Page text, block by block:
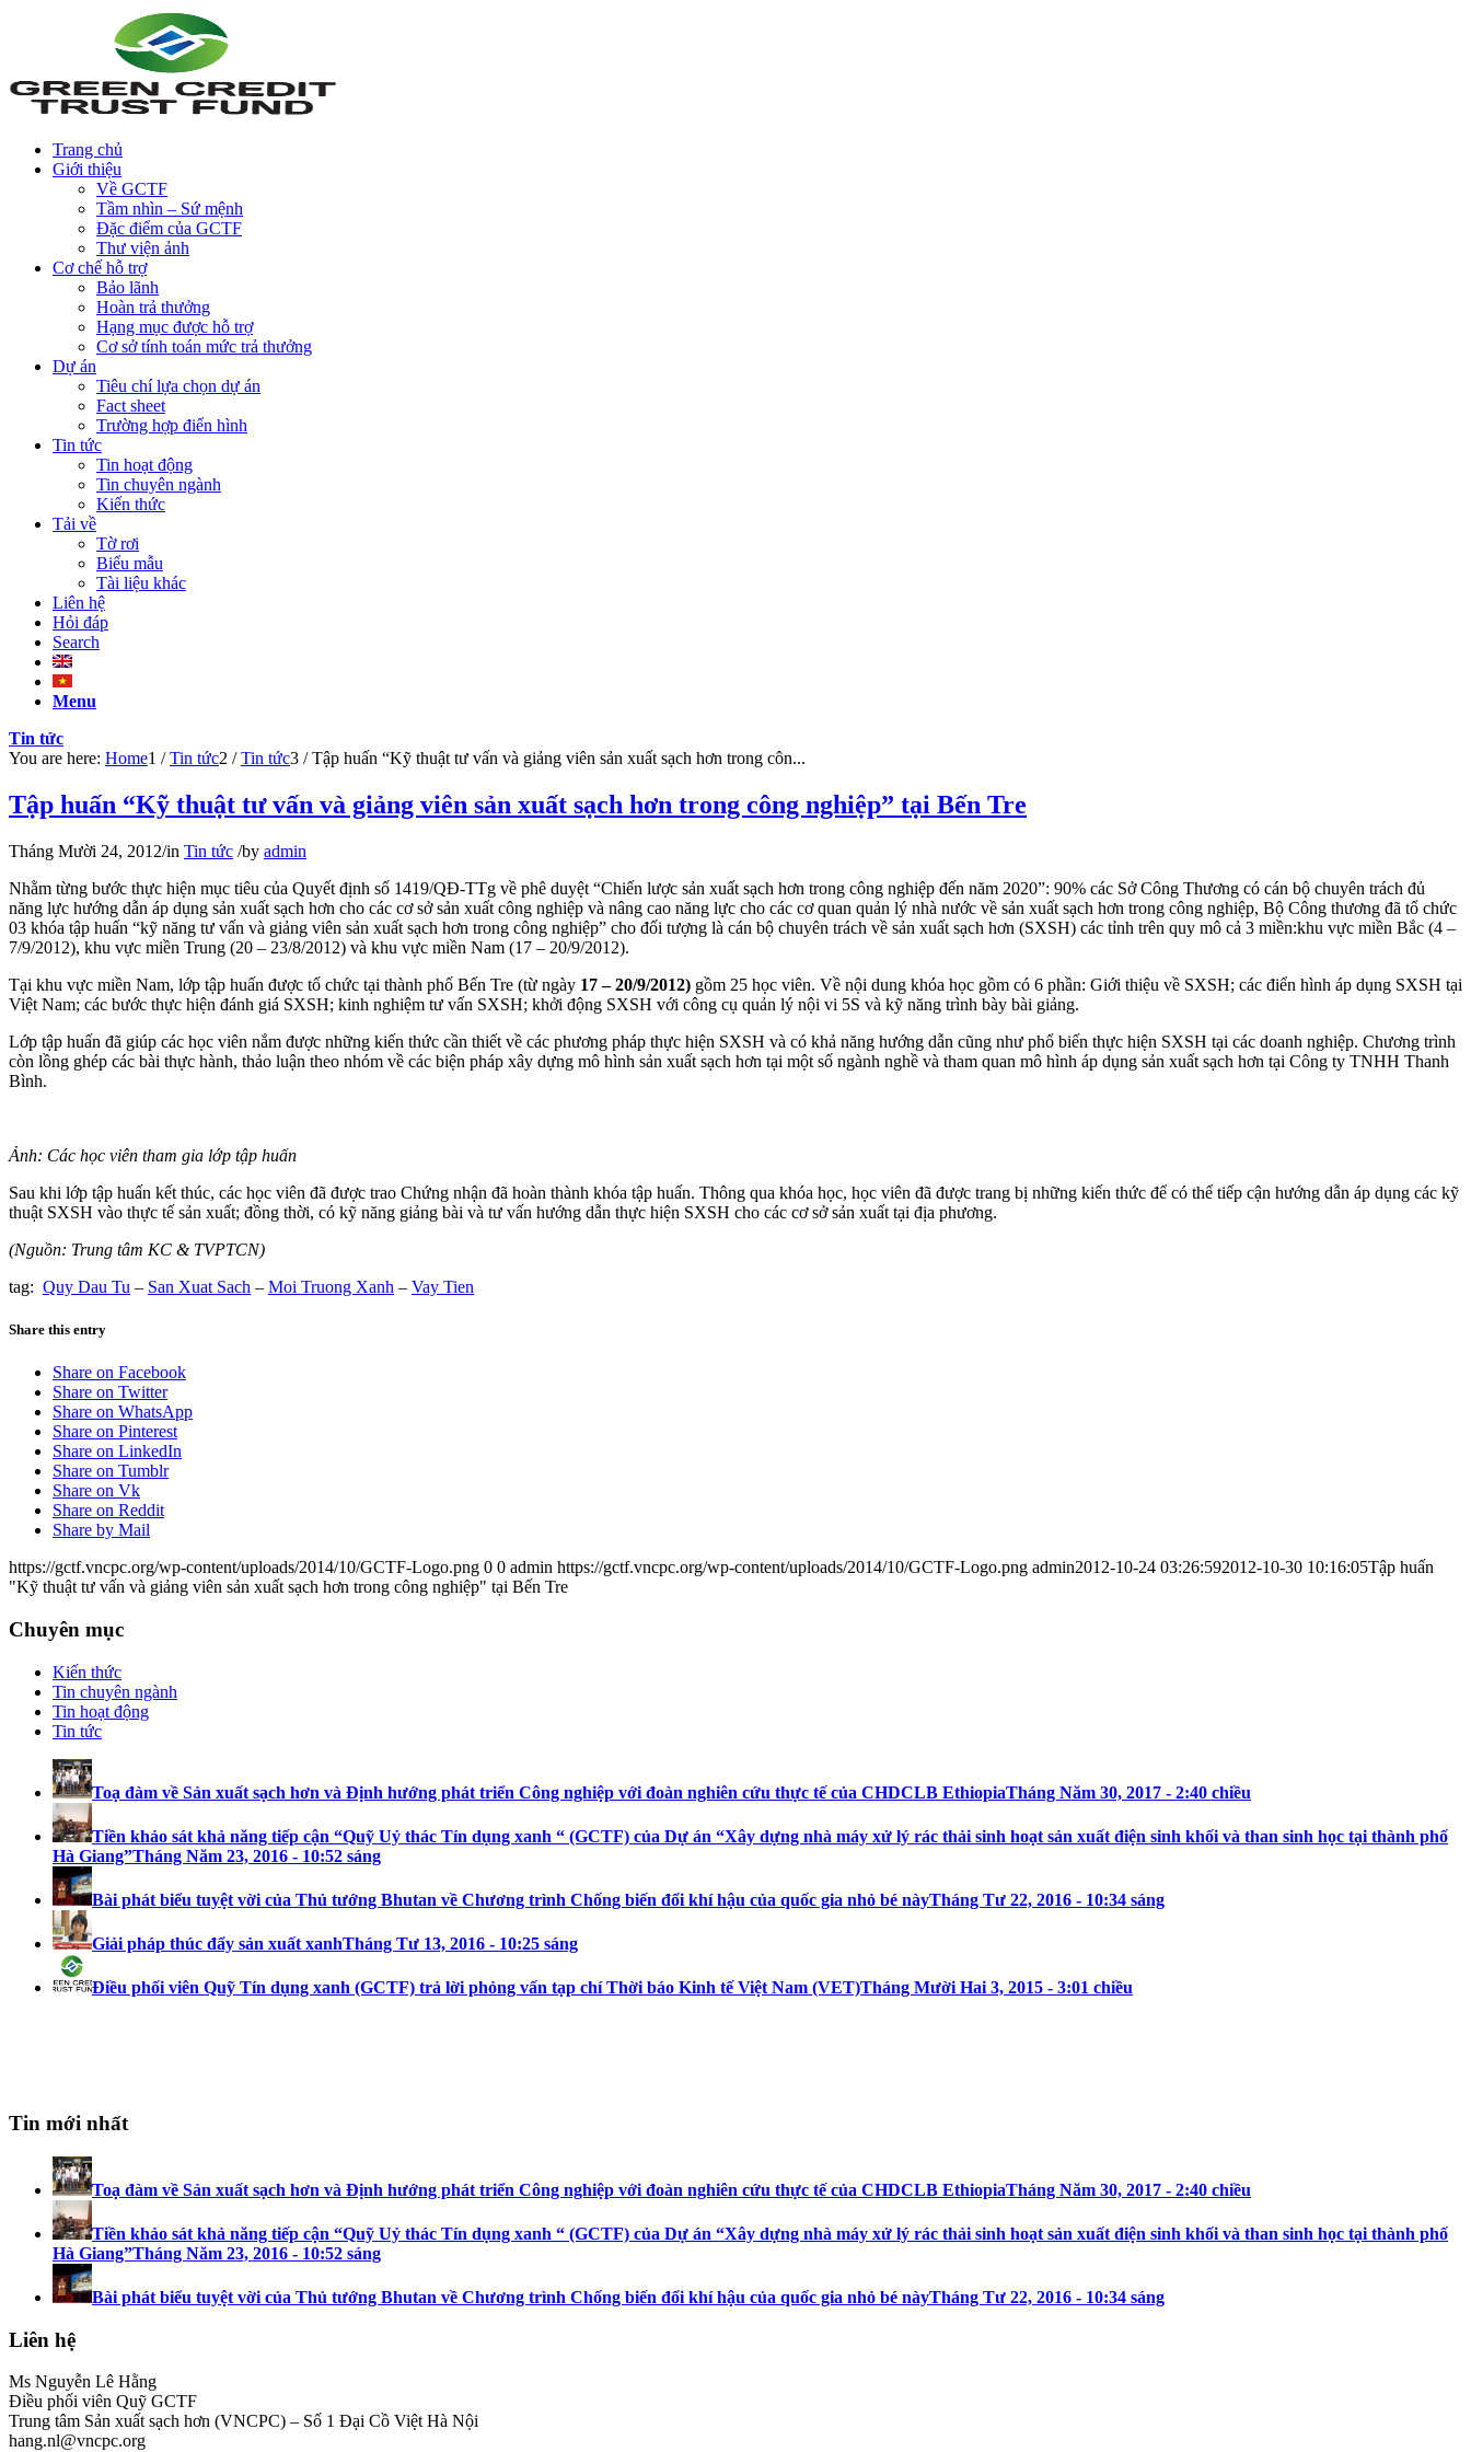
Trang chủ
Giới thiệu
Về GCTF
Tầm nhìn – Sứ mệnh
Đặc điểm của GCTF
Thư viện ảnh
Cơ chế hỗ trợ
Bảo lãnh
Hoàn trả thưởng
Hạng mục được hỗ trợ
Cơ sở tính toán mức trả thưởng
Dự án
Tiêu chí lựa chọn dự án
Fact sheet
Trường hợp điển hình
Tin tức
Tin hoạt động
Tin chuyên ngành
Kiến thức
Tải về
Tờ rơi
Biểu mẫu
Tài liệu khác
Liên hệ
Hỏi đáp
Search
Menu
Tin tức
You are here: Home1 / Tin tức2 / Tin tức3 / Tập huấn “Kỹ thuật tư vấn và giảng viên sản xuất sạch hơn trong côn...
Tập huấn “Kỹ thuật tư vấn và giảng viên sản xuất sạch hơn trong công nghiệp” tại Bến Tre
Tháng Mười 24, 2012/in Tin tức /by admin
Nhằm từng bước thực hiện mục tiêu của Quyết định số 1419/QĐ-TTg về phê duyệt “Chiến lược sản xuất sạch hơn trong công nghiệp đến năm 2020”: 90% các Sở Công Thương có cán bộ chuyên trách đủ
năng lực hướng dẫn áp dụng sản xuất sạch hơn cho các cơ sở sản xuất công nghiệp và nâng cao năng lực cho các cơ quan quản lý nhà nước về sản xuất sạch hơn trong công nghiệp, Bộ Công thương đã tổ chức
03 khóa tập huấn “kỹ năng tư vấn và giảng viên sản xuất sạch hơn trong công nghiệp” cho đối tượng là cán bộ chuyên trách về sản xuất sạch hơn (SXSH) các tỉnh trên quy mô cả 3 miền:khu vực miền Bắc (4 –
7/9/2012), khu vực miền Trung (20 – 23/8/2012) và khu vực miền Nam (17 – 20/9/2012).
Tại khu vực miền Nam, lớp tập huấn được tổ chức tại thành phố Bến Tre (từ ngày 17 – 20/9/2012) gồm 25 học viên. Về nội dung khóa học gồm có 6 phần: Giới thiệu về SXSH; các điển hình áp dụng SXSH tại
Việt Nam; các bước thực hiện đánh giá SXSH; kinh nghiệm tư vấn SXSH; khởi động SXSH với công cụ quản lý nội vi 5S và kỹ năng trình bày bài giảng.
Lớp tập huấn đã giúp các học viên nắm được những kiến thức cần thiết về các phương pháp thực hiện SXSH và có khả năng hướng dẫn cũng như phổ biến thực hiện SXSH tại các doanh nghiệp. Chương trình
còn lồng ghép các bài thực hành, thảo luận theo nhóm về các biện pháp xây dựng mô hình sản xuất sạch hơn tại một số ngành nghề và tham quan mô hình áp dụng sản xuất sạch hơn tại Công ty TNHH Thanh
Bình.
Ảnh: Các học viên tham gia lớp tập huấn
Sau khi lớp tập huấn kết thúc, các học viên đã được trao Chứng nhận đã hoàn thành khóa tập huấn. Thông qua khóa học, học viên đã được trang bị những kiến thức để có thể tiếp cận hướng dẫn áp dụng các kỹ
thuật SXSH vào thực tế sản xuất; đồng thời, có kỹ năng giảng bài và tư vấn hướng dẫn thực hiện SXSH cho các cơ sở sản xuất tại địa phương.
(Nguồn: Trung tâm KC & TVPTCN)
tag: Quy Dau Tu – San Xuat Sach – Moi Truong Xanh – Vay Tien
Share this entry
Share on Facebook
Share on Twitter
Share on WhatsApp
Share on Pinterest
Share on LinkedIn
Share on Tumblr
Share on Vk
Share on Reddit
Share by Mail
https://gctf.vncpc.org/wp-content/uploads/2014/10/GCTF-Logo.png 0 0 admin https://gctf.vncpc.org/wp-content/uploads/2014/10/GCTF-Logo.png admin2012-10-24 03:26:592012-10-30 10:16:05Tập huấn
"Kỹ thuật tư vấn và giảng viên sản xuất sạch hơn trong công nghiệp" tại Bến Tre
Chuyên mục
Kiến thức
Tin chuyên ngành
Tin hoạt động
Tin tức
Toạ đàm về Sản xuất sạch hơn và Định hướng phát triển Công nghiệp với đoàn nghiên cứu thực tế của CHDCLB EthiopiaTháng Năm 30, 2017 - 2:40 chiều
Tiền khảo sát khả năng tiếp cận “Quỹ Uỷ thác Tín dụng xanh “ (GCTF) của Dự án “Xây dựng nhà máy xử lý rác thải sinh hoạt sản xuất điện sinh khối và than sinh học tại thành phố
Hà Giang”Tháng Năm 23, 2016 - 10:52 sáng
Bài phát biểu tuyệt vời của Thủ tướng Bhutan về Chương trình Chống biến đổi khí hậu của quốc gia nhỏ bé nàyTháng Tư 22, 2016 - 10:34 sáng
Giải pháp thúc đẩy sản xuất xanhTháng Tư 13, 2016 - 10:25 sáng
Điều phối viên Quỹ Tín dụng xanh (GCTF) trả lời phỏng vấn tạp chí Thời báo Kinh tế Việt Nam (VET)Tháng Mười Hai 3, 2015 - 3:01 chiều
Tin mới nhất
Toạ đàm về Sản xuất sạch hơn và Định hướng phát triển Công nghiệp với đoàn nghiên cứu thực tế của CHDCLB EthiopiaTháng Năm 30, 2017 - 2:40 chiều
Tiền khảo sát khả năng tiếp cận “Quỹ Uỷ thác Tín dụng xanh “ (GCTF) của Dự án “Xây dựng nhà máy xử lý rác thải sinh hoạt sản xuất điện sinh khối và than sinh học tại thành phố
Hà Giang”Tháng Năm 23, 2016 - 10:52 sáng
Bài phát biểu tuyệt vời của Thủ tướng Bhutan về Chương trình Chống biến đổi khí hậu của quốc gia nhỏ bé nàyTháng Tư 22, 2016 - 10:34 sáng
Liên hệ
Ms Nguyễn Lê Hằng
Điều phối viên Quỹ GCTF
Trung tâm Sản xuất sạch hơn (VNCPC) – Số 1 Đại Cồ Việt Hà Nội
hang.nl@vncpc.org